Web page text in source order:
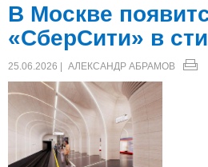
В Москве
«СберСити» в
25.06.2026 | АЛЕКСАНДР АБРАМОВ